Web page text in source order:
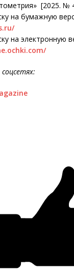
[2025. №
на бумажную
на электронную